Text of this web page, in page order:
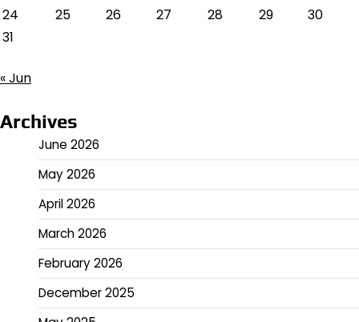
24
25 26 27 28 29
30
31
« Jun
Archives
June 2026
May 2026
April 2026
March 2026
February 2026
December 2025